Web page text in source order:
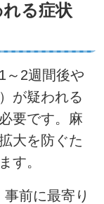
る症状
～2週間後や
が疑われる
要です。麻
大を防ぐた
す。
前に最寄り